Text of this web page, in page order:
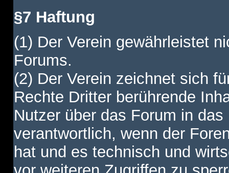
§7 Haftung
(1) Der Verein gewährleistet
Forums.
(2) Der Verein zeichnet sich
Rechte Dritter berührende
Nutzer über das Forum in
verantwortlich, wenn der
hat und es technisch und